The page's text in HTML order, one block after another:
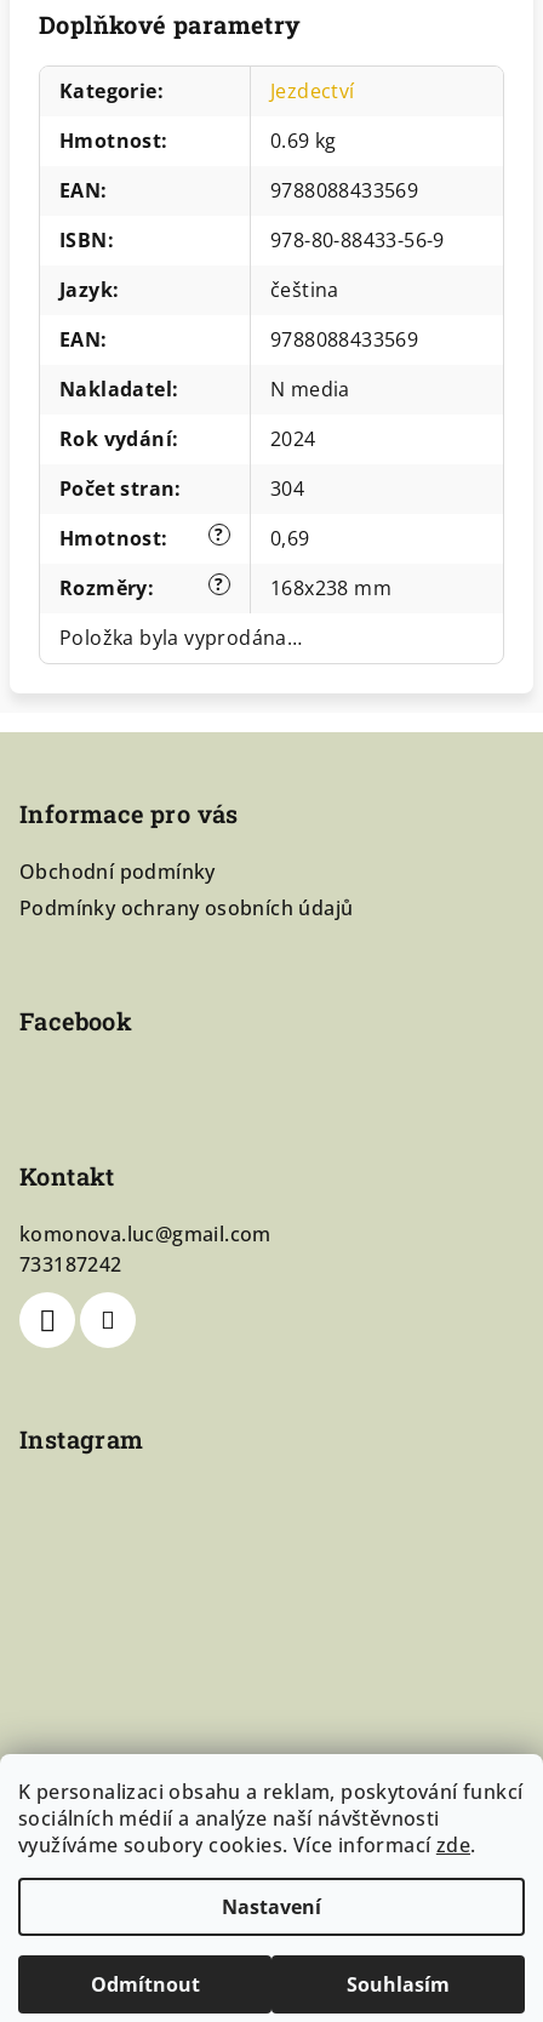
K personalizaci obsahu a reklam, poskytování funkcí
sociálních médií a analýze naší návštěvnosti
využíváme soubory cookies. Více informacízde.
Nastavení
Odmítnout Souhlasím
Doplňkové parametry
Kategorie:
Jezdectví
Hmotnost:
0.69 kg
EAN:
9788088433569
ISBN:
978-80-88433-56-9
Jazyk:
čeština
EAN:
9788088433569
Nakladatel:
N media
Rok vydání:
2024
Počet stran: 304
?
Hmotnost: 0,69
?
Rozměry:
168x238 mm
Položka byla vyprodána…
Informace pro vás
Obchodní podmínky
Podmínky ochrany osobních údajů
Facebook
Kontakt
komonova.luc@gmail.com
733187242
Instagram
Sledovat na Instagramu
Copyright 2026StudujKoně.cz. Všechna práva vyhrazena.
Upravit nastavení cookies
Vytvořil Shoptet